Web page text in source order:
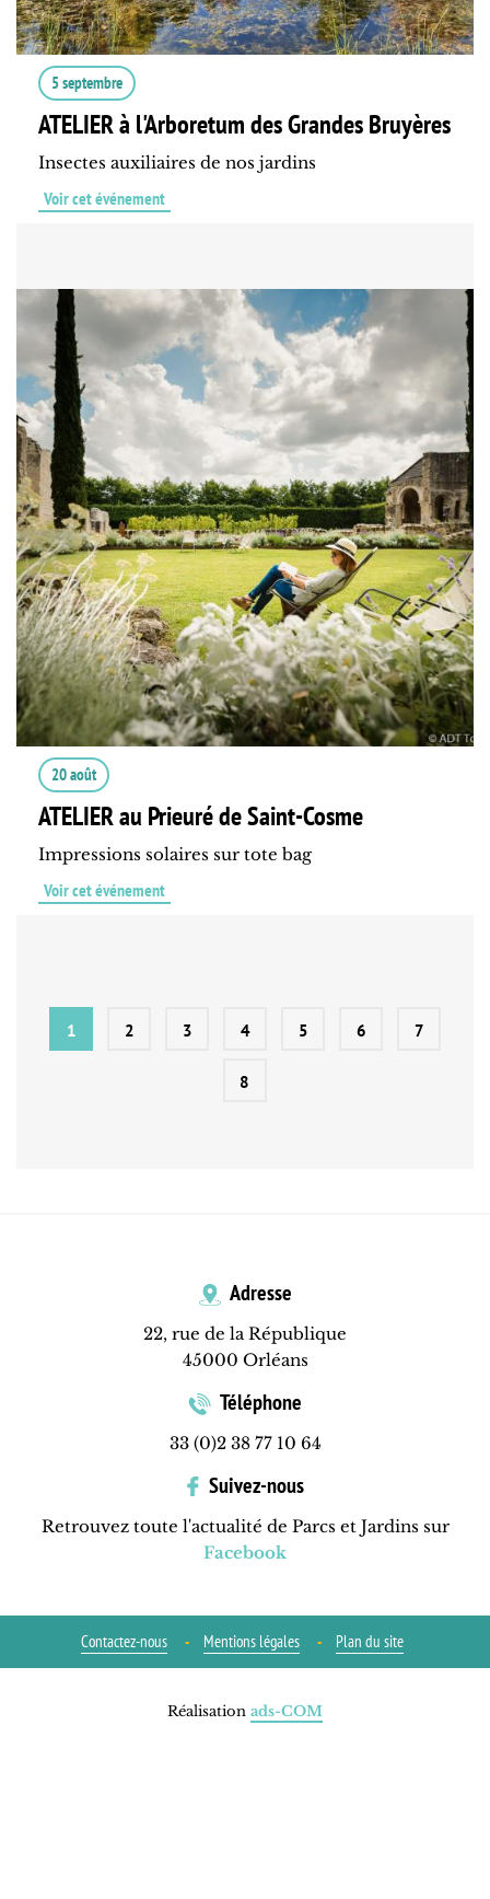
5 septembre
ATELIER à l'Arboretum des Grandes Bruyères
Insectes auxiliaires de nos jardins
Voir cet événement
20 août
ATELIER au Prieuré de Saint-Cosme
Impressions solaires sur tote bag
Voir cet événement
1 2 3 4 5 6 7
8
Adresse
22, rue de la République
45000 Orléans
Téléphone
33 (0)2 38 77 10 64
Suivez-nous
Retrouvez toute l'actualité de Parcs et Jardins sur
Facebook
Contactez-nous Mentions légales Plan du site
Réalisation ads-COM